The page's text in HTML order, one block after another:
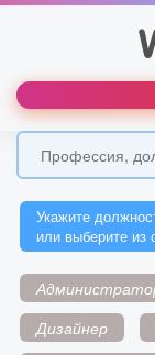
Укажите
или выберите из
Дизайнер